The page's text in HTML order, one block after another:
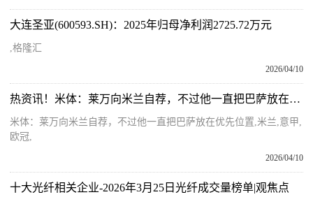
大连圣亚(600593.SH)：2025年归母净利润2725.72万元
,格隆汇
2026/04/10
热资讯！米体：莱万向米兰自荐，不过他一直把巴萨放在优先位置
米体：莱万向米兰自荐，不过他一直把巴萨放在优先位置,米兰,意甲,
欧冠,
2026/04/10
十大光纤相关企业-2026年3月25日光纤成交量榜单|观焦点